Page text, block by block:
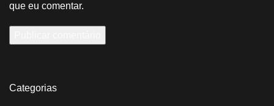
que eu comentar.
Categorias